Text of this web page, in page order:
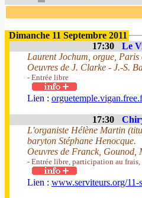
Dimanche 11 Septembre 2011
17:30
Le
Laurent Jochum, orgue,
Oeuvres de J. Clarke - J.-S.
- Entrée libre
Lien :
17:30
L'organiste Hélène Martin
baryton Stéphane Henocque.
Oeuvres de Franck, Gounod,
- Entrée libre, participation au frais,
Lien : www.serviteurs.org/11-